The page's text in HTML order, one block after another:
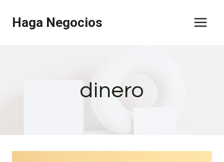
Haga Negocios
dinero